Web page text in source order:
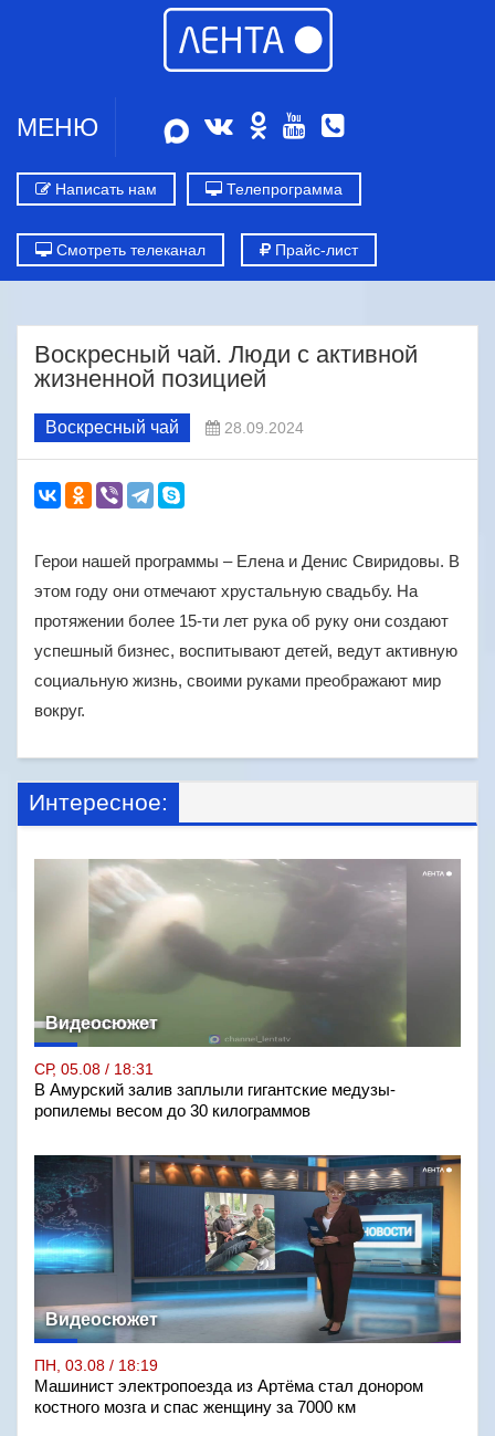
МЕНЮ
Написать нам Телепрограмма
Смотреть телеканал Прайс-лист
Воскресный чай. Люди с активной
жизненной позицией
Воскресный чай 28.09.2024
Герои нашей программы – Елена и Денис Свиридовы. В
этом году они отмечают хрустальную свадьбу. На
протяжении более 15-ти лет рука об руку они создают
успешный бизнес, воспитывают детей, ведут активную
социальную жизнь, своими руками преображают мир
вокруг.
Интересное:
Видеосюжет
СР, 05.08 / 18:31
В Амурский залив заплыли гигантские медузы-
ропилемы весом до 30 килограммов
Видеосюжет
ПН, 03.08 / 18:19
Машинист электропоезда из Артёма стал донором
костного мозга и спас женщину за 7000 км